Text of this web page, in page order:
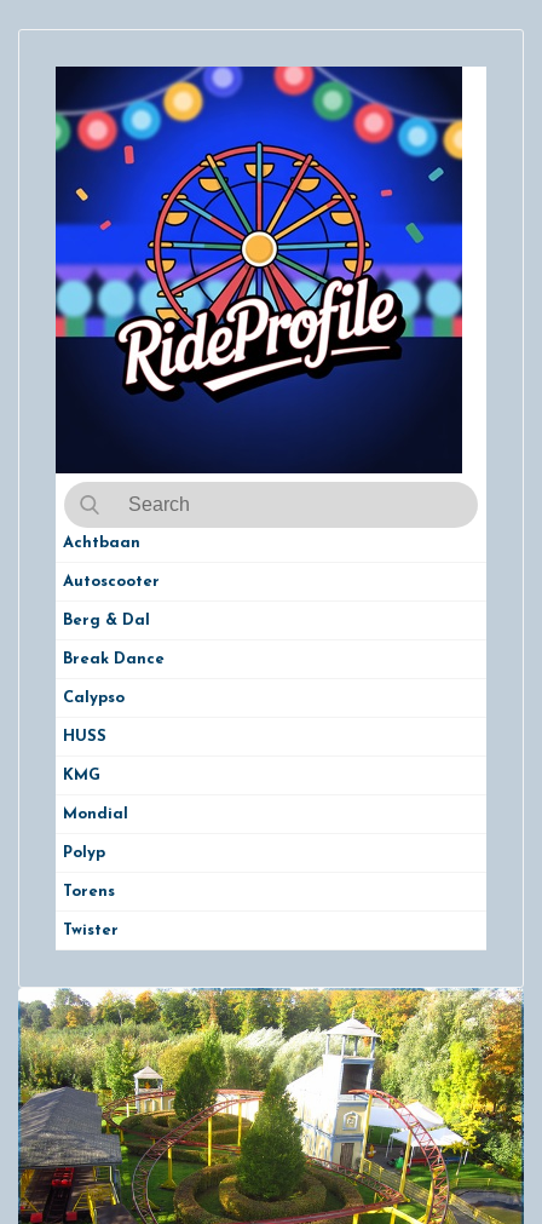
Achtbaan
Autoscooter
Berg & Dal
Break Dance
Calypso
HUSS
KMG
Mondial
Polyp
Torens
Twister